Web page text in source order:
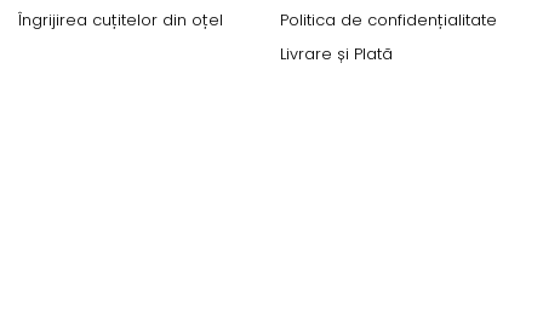
Îngrijirea cuțitelor din oțel
Politica de confidențialitate
Livrare și Plată